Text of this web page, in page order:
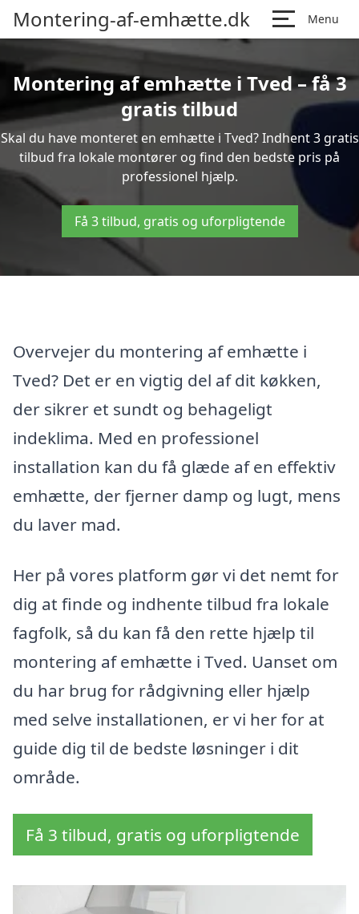
Montering-af-emhætte.dk Menu
Montering af emhætte i Tved – få 3
gratis tilbud
Skal du have monteret en emhætte i Tved? Indhent 3 gratis
tilbud fra lokale montører og find den bedste pris på
professionel hjælp.
Få 3 tilbud, gratis og uforpligtende
Overvejer du montering af emhætte i
Tved? Det er en vigtig del af dit køkken,
der sikrer et sundt og behageligt
indeklima. Med en professionel
installation kan du få glæde af en effektiv
emhætte, der fjerner damp og lugt, mens
du laver mad.
Her på vores platform gør vi det nemt for
dig at finde og indhente tilbud fra lokale
fagfolk, så du kan få den rette hjælp til
montering af emhætte i Tved. Uanset om
du har brug for rådgivning eller hjælp
med selve installationen, er vi her for at
guide dig til de bedste løsninger i dit
område.
Få 3 tilbud, gratis og uforpligtende